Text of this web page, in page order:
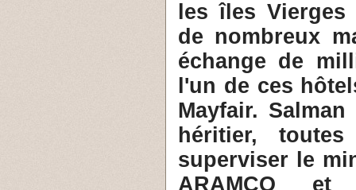
les îles Vierges
de nombreux
échange de
l'un de ces
Mayfair.
héritier,
superviser le
ARAMCO